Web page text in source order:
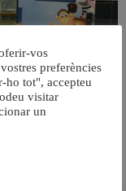
aire condicionat a totes
vos
preferències
ho tot", accepteu
visitar
un